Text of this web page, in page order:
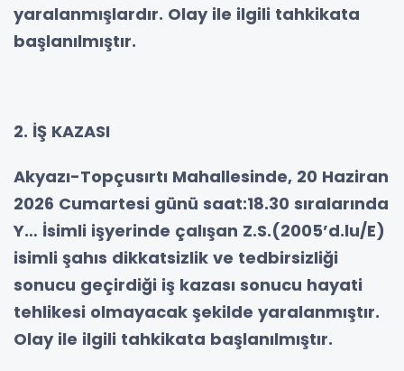
yaralanmışlardır. Olay ile ilgili tahkikata
başlanılmıştır.
2. İŞ KAZASI
Akyazı-Topçusırtı Mahallesinde, 20 Haziran
2026 Cumartesi günü saat:18.30 sıralarında
Y… İsimli işyerinde çalışan Z.S.(2005’d.lu/E)
isimli şahıs dikkatsizlik ve tedbirsizliği
sonucu geçirdiği iş kazası sonucu hayati
tehlikesi olmayacak şekilde yaralanmıştır.
Olay ile ilgili tahkikata başlanılmıştır.